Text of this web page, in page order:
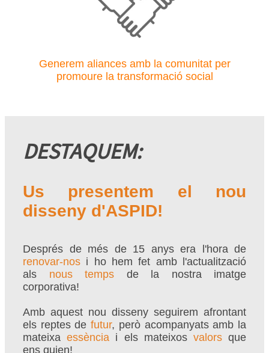
Generem aliances amb la comunitat per
promoure la transformació social
DESTAQUEM:
Us presentem el nou
disseny d'ASPID!
Després de més de 15 anys era l'hora de
renovar-nos i ho hem fet amb l'actualització
als nous temps de la nostra imatge
corporativa!
Amb aquest nou disseny seguirem afrontant
els reptes defutur, però acompanyats amb la
mateixaessència i els mateixos valorsque
ens guien!